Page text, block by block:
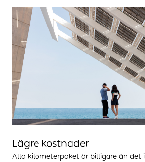
Lägre kostnader
Alla kilometerpaket är billigare än det